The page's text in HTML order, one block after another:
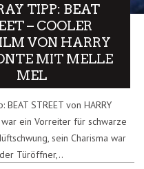
TIPP: BEAT
– COOLER
VON HARRY
MIT MELLE
MEL
BEAT STREET von HARRY
war ein Vorreiter für schwarze
sein Charisma war
der Türöffner,..